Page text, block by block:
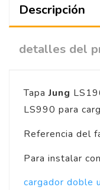
Descripción
detalles del
TapaJung
LS990 para
Referencia del
Para instalar
cargador doble